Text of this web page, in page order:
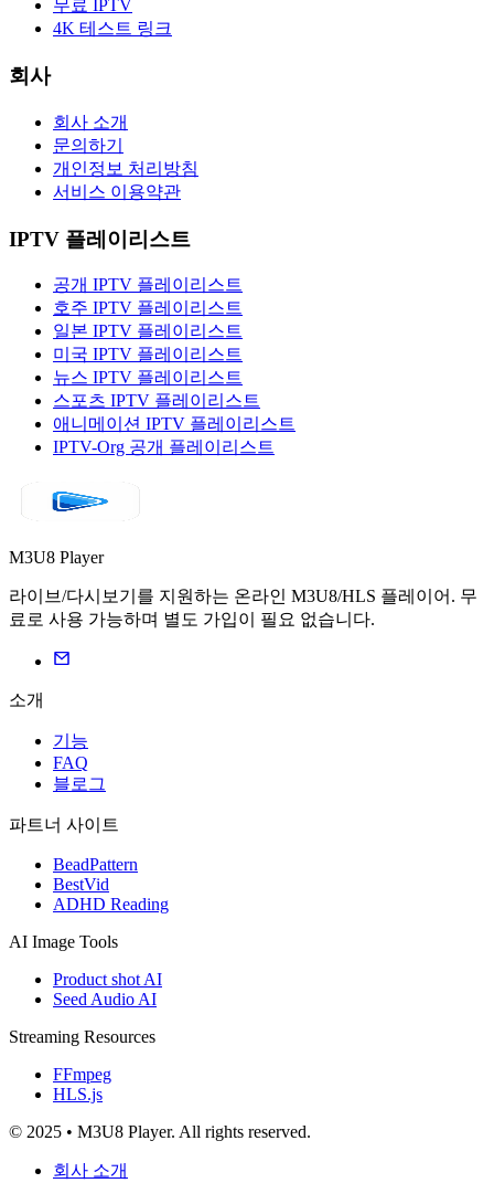
무료 IPTV
4K 테스트 링크
회사
회사 소개
문의하기
개인정보 처리방침
서비스 이용약관
IPTV 플레이리스트
공개 IPTV 플레이리스트
호주 IPTV 플레이리스트
일본 IPTV 플레이리스트
미국 IPTV 플레이리스트
뉴스 IPTV 플레이리스트
스포츠 IPTV 플레이리스트
애니메이션 IPTV 플레이리스트
IPTV-Org 공개 플레이리스트
M3U8 Player
라이브/다시보기를 지원하는 온라인 M3U8/HLS 플레이어. 무
료로 사용 가능하며 별도 가입이 필요 없습니다.
소개
기능
FAQ
블로그
파트너 사이트
BeadPattern
BestVid
ADHD Reading
AI Image Tools
Product shot AI
Seed Audio AI
Streaming Resources
FFmpeg
HLS.js
© 2025 • M3U8 Player. All rights reserved.
회사 소개